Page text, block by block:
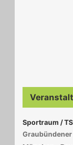
Sportraum /
Graubündener